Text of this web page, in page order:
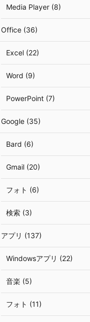
Media Player (8)
Office (36)
Excel (22)
Word (9)
PowerPoint (7)
Google (35)
Bard (6)
Gmail (20)
フォト (6)
検索 (3)
アプリ (137)
Windowsアプリ (22)
音楽 (5)
フォト (11)